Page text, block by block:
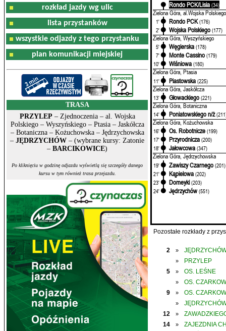
rozkład jazdy wg ulic
lista przystanków
wszystkie odjazdy z tego przystanku
plan komunikacji miejskiej
TRASA
PRZYLEP – Zjednoczenia – al. Wojska
Polskiego – Wyszyńskiego – Ptasia – Jaskółcza
– Botaniczna – Kożuchowska – Jędrzychowska
– JĘDRZYCHÓW – (wybrane kursy: Zatonie
– BARCIKOWICE)
Po kliknięciu w godzinę odjazdu wyświetlą się szczegóły danego
kursu w tym również trasa przejazdu.
Rondo PCK/Lisia (34)
Zielona Góra, al.Wojska Polskiego
1' Rondo PCK (176)
2'
Wojska Polskiego (177)
Zielona Góra, Wyszyńskiego
5' Węgierska (178)
7'
Monte Cassino (179)
10'
Wiśniowa (180)
Zielona Góra, Ptasia
11' Piastowska (225)
Zielona Góra, Jaskółcza
13' Głowackiego (221)
Zielona Góra, Botaniczna
14' Poniatowskiego n/ż
Zielona Góra, Kożuchowska
16' Os. Robotnicze (199)
17'
Przyrodnicza (200)
18'
Jałowcowa (347)
Zielona Góra, Jędrzychowska
19' Zawiszy Czarnego (201)
21'
Kąpielowa (202)
23'
Domeyki (203)
24'
Jędrzychów (551)
Pozostałe rozkłady z
2 »
»
PRZYLEP
5
» OS. LEŚNE
»
OS.
9
» OS.
»
12
»
14
» ZAJEZDNIA